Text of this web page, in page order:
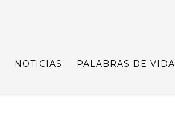
NOTICIAS PALABRAS DE VIDA